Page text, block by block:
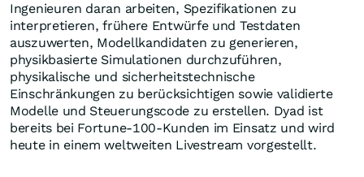
Ingenieuren daran arbeiten, Spezifikationen zu
interpretieren, frühere Entwürfe und Testdaten
auszuwerten, Modellkandidaten zu generieren,
physikbasierte Simulationen durchzuführen,
physikalische und sicherheitstechnische
Einschränkungen zu berücksichtigen sowie validierte
Modelle und Steuerungscode zu erstellen. Dyad ist
bereits bei Fortune-100-Kunden im Einsatz und wird
heute in einem weltweiten Livestream vorgestellt.